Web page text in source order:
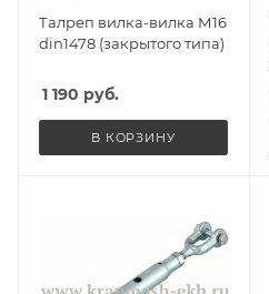
Талреп вилка-вилка М16
din1478 (закрытого типа)
1 190 руб.
В КОРЗИНУ